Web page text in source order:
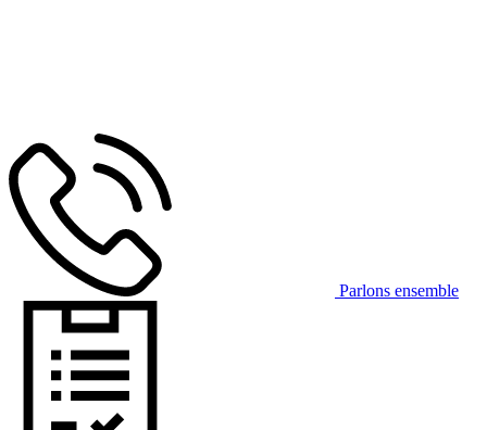
Parlons ensemble